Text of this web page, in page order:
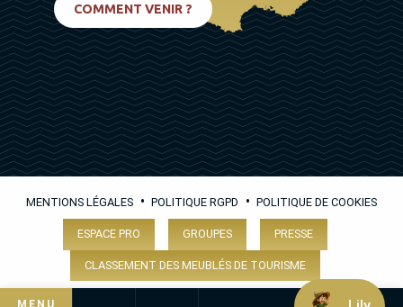
MENU
COMMENT VENIR ?
MENTIONS LÉGALES • POLITIQUE RGPD • POLITIQUE DE COOKIES
ESPACE PRO GROUPES PRESSE
CLASSEMENT DES MEUBLÉS DE TOURISME